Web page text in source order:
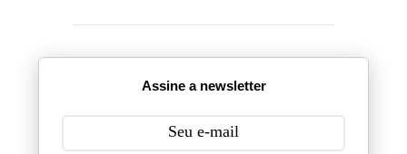
Assine a newsletter